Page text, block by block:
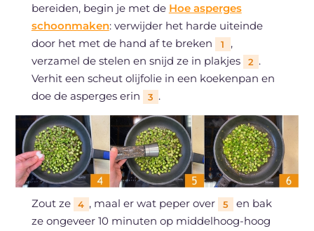
bereiden, begin je met de Hoe asperges
schoonmaken: verwijder het harde uiteinde
door het met de hand af te breken
1
,
verzamel de stelen en snijd ze in plakjes
2 .
Verhit een scheut olijfolie in een koekenpan en
doe de asperges erin
3 .
Zout ze 4 , maal er wat peper over 5
en bak
ze ongeveer 10 minuten op middelhoog-hoog